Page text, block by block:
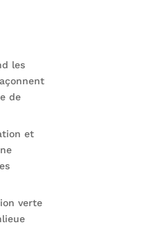
les
de
et
verte